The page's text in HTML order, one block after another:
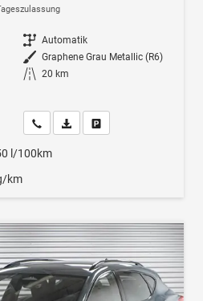
Getriebe Automatik
Außenfarbe Graphene Grau Metallic (R6)
Kilometerstand 20 km
Wir rufen Sie anFahrzeugexposé (PDF)
l/100km
km